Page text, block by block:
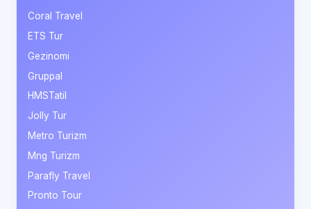
Coral Travel
ETS Tur
Gezinomi
Gruppal
HMSTatil
Jolly Tur
Metro Turizm
Mng Turizm
Parafly Travel
Pronto Tour